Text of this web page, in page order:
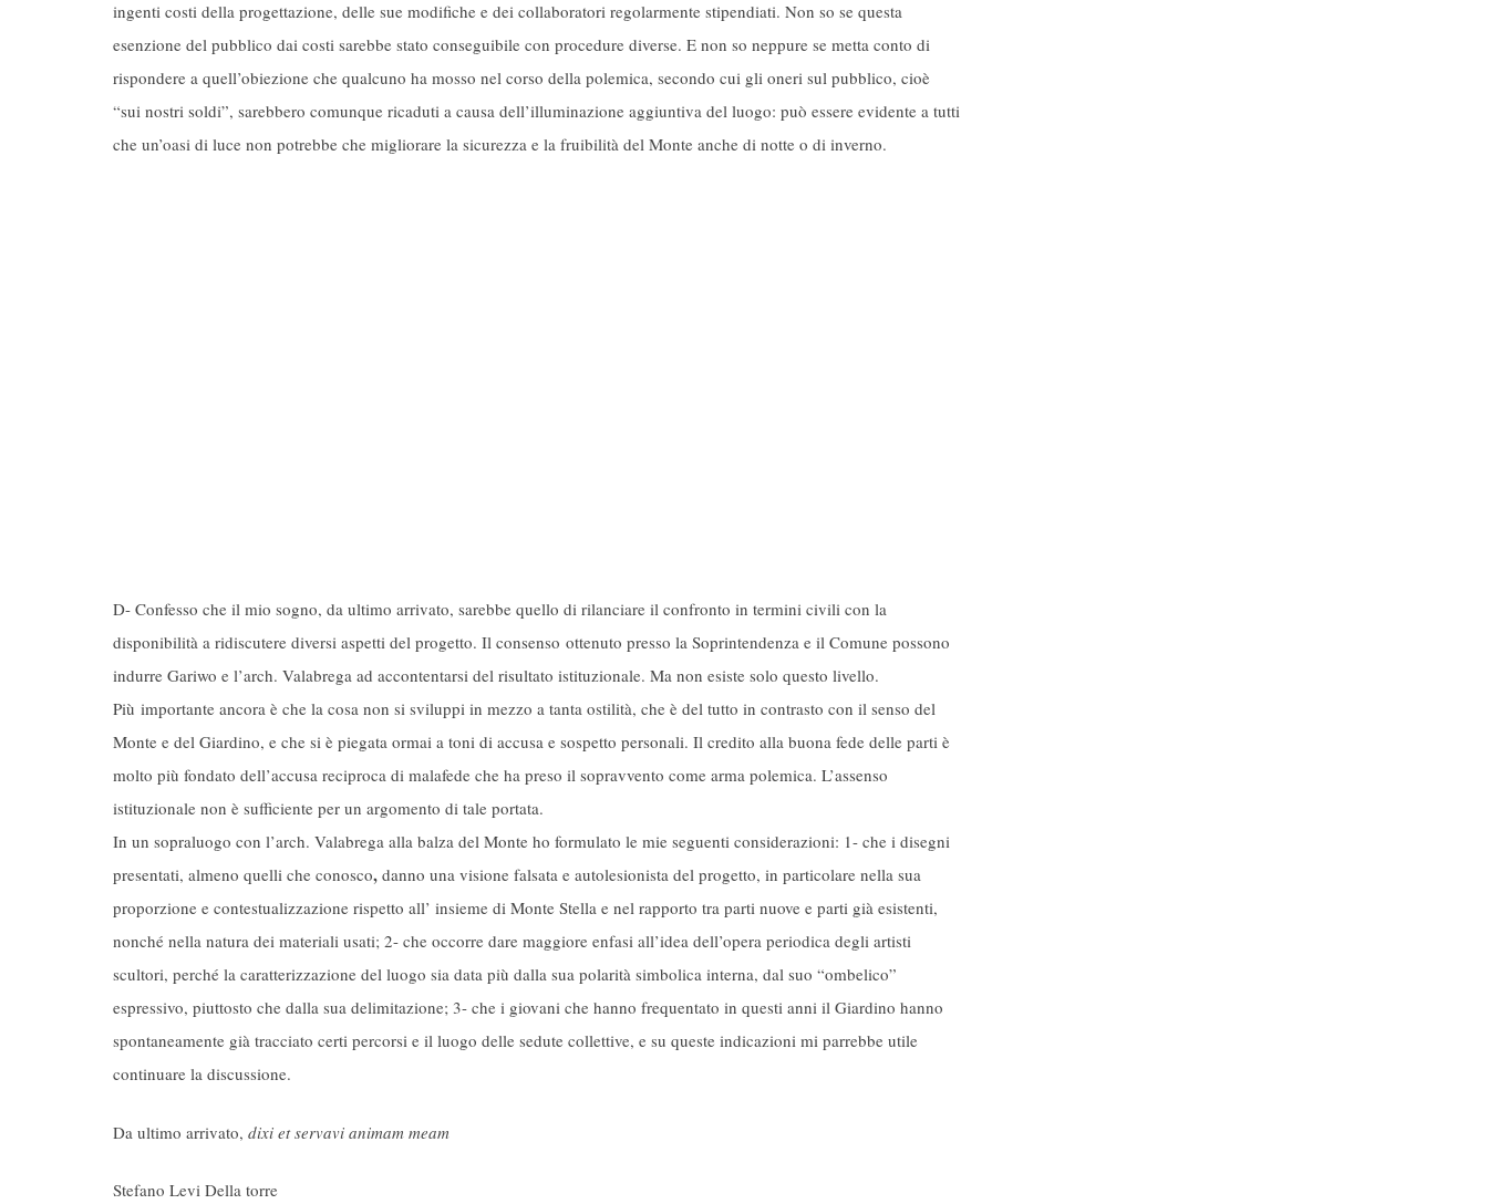
ingenti costi della progettazione, delle sue modifiche e dei collaboratori regolarmente stipendiati. Non so se questa
esenzione del pubblico dai costi sarebbe stato conseguibile con procedure diverse. E non so neppure se metta conto di
rispondere a quell’obiezione che qualcuno ha mosso nel corso della polemica, secondo cui gli oneri sul pubblico, cioè
“sui nostri soldi”, sarebbero comunque ricaduti a causa dell’illuminazione aggiuntiva del luogo: può essere evidente a tutti
che un’oasi di luce non potrebbe che migliorare la sicurezza e la fruibilità del Monte anche di notte o di inverno.
D- Confesso che il mio sogno, da ultimo arrivato, sarebbe quello di rilanciare il confronto in termini civili con la
disponibilità a ridiscutere diversi aspetti del progetto. Il consenso ottenuto presso la Soprintendenza e il Comune possono
indurre Gariwo e l’arch. Valabrega ad accontentarsi del risultato istituzionale. Ma non esiste solo questo livello.
Più importante ancora è che la cosa non si sviluppi in mezzo a tanta ostilità, che è del tutto in contrasto con il senso del
Monte e del Giardino, e che si è piegata ormai a toni di accusa e sospetto personali. Il credito alla buona fede delle parti è
molto più fondato dell’accusa reciproca di malafede che ha preso il sopravvento come arma polemica. L’assenso
istituzionale non è sufficiente per un argomento di tale portata.
In un sopraluogo con l’arch. Valabrega alla balza del Monte ho formulato le mie seguenti considerazioni: 1- che i disegni
presentati, almeno quelli che conosco, danno una visione falsata e autolesionista del progetto, in particolare nella sua
proporzione e contestualizzazione rispetto all’ insieme di Monte Stella e nel rapporto tra parti nuove e parti già esistenti,
nonché nella natura dei materiali usati; 2- che occorre dare maggiore enfasi all’idea dell’opera periodica degli artisti
scultori, perché la caratterizzazione del luogo sia data più dalla sua polarità simbolica interna, dal suo “ombelico”
espressivo, piuttosto che dalla sua delimitazione; 3- che i giovani che hanno frequentato in questi anni il Giardino hanno
spontaneamente già tracciato certi percorsi e il luogo delle sedute collettive, e su queste indicazioni mi parrebbe utile
continuare la discussione.
Da ultimo arrivato, dixi et servavi animam meam
Stefano Levi Della torre